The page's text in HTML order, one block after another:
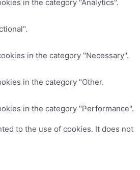
in the category "Analytics".
in the category "Necessary".
in the category "Other.
in the category "Performance".
to the use of cookies. It does not